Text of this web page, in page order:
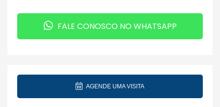
FALE CONOSCO NO WHATSAPP
AGENDE UMA VISITA